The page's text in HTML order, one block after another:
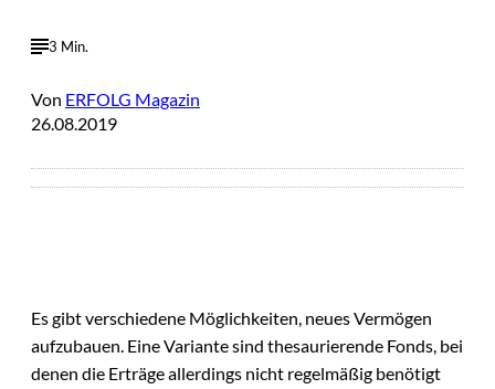
3 Min.
Von ERFOLG Magazin
26.08.2019
Es gibt verschiedene Möglichkeiten, neues Vermögen
aufzubauen. Eine Variante sind thesaurierende Fonds, bei
denen die Erträge allerdings nicht regelmäßig benötigt